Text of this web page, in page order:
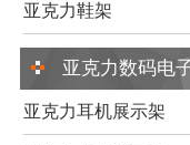
亚克力鞋架
亚克力数码电
亚克力耳机展示架